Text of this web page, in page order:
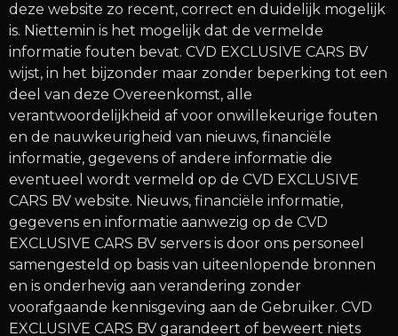
deze website zo recent, correct en duidelijk mogelijk
is. Niettemin is het mogelijk dat de vermelde
informatie fouten bevat. CVD EXCLUSIVE CARS BV
wijst, in het bijzonder maar zonder beperking tot een
deel van deze Overeenkomst, alle
verantwoordelijkheid af voor onwillekeurige fouten
en de nauwkeurigheid van nieuws, financiële
informatie, gegevens of andere informatie die
eventueel wordt vermeld op de CVD EXCLUSIVE
CARS BV website. Nieuws, financiële informatie,
gegevens en informatie aanwezig op de CVD
EXCLUSIVE CARS BV servers is door ons personeel
samengesteld op basis van uiteenlopende bronnen
en is onderhevig aan verandering zonder
voorafgaande kennisgeving aan de Gebruiker. CVD
EXCLUSIVE CARS BV garandeert of beweert niets